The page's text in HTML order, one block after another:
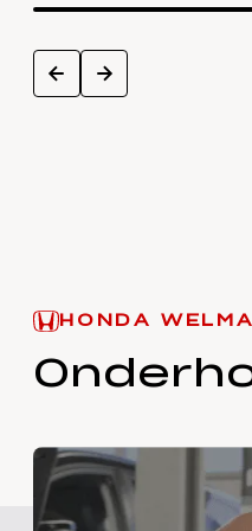
prev next
HONDA